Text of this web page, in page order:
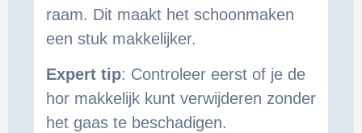
raam. Dit maakt het schoonmaken
een stuk makkelijker.
Expert tip: Controleer eerst of je de
hor makkelijk kunt verwijderen zonder
het gaas te beschadigen.